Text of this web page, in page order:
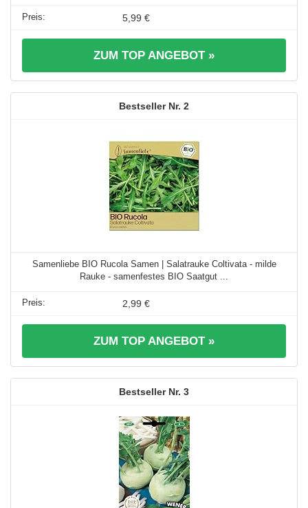
5,99 €
ZUM TOP ANGEBOT »
2
Samenliebe BIO Rucola Samen | Salatrauke Coltivata - milde
Rauke - samenfestes BIO Saatgut ...
2,99 €
ZUM TOP ANGEBOT »
3